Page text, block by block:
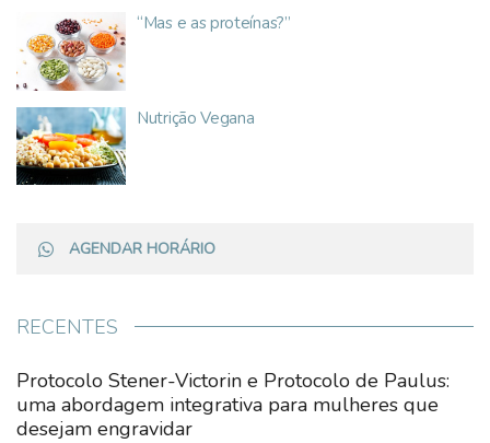
“Mas e as proteínas?”
Nutrição Vegana
AGENDAR HORÁRIO
RECENTES
Protocolo Stener-Victorin e Protocolo de Paulus:
uma abordagem integrativa para mulheres que
desejam engravidar